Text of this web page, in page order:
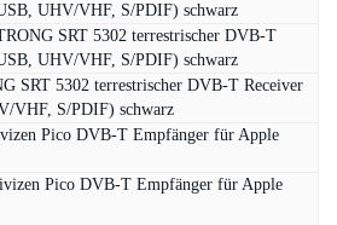
UHV/VHF, S/PDIF) schwarz
SRT 5302 terrestrischer DVB-T
UHV/VHF, S/PDIF) schwarz
SRT 5302 terrestrischer DVB-T Receiver
VHF, S/PDIF) schwarz
Pico DVB-T Empfänger für Apple
Pico DVB-T Empfänger für Apple